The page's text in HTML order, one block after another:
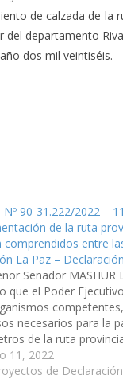
de calzada de la
del departamento
dos mil veintiséis.
Nº 90-31.222/2022 –
de la ruta
comprendidos entre
La Paz –
Senador MASHUR
que el Poder
necesarios para la
de la ruta
La Paz en el
11, 2022
de